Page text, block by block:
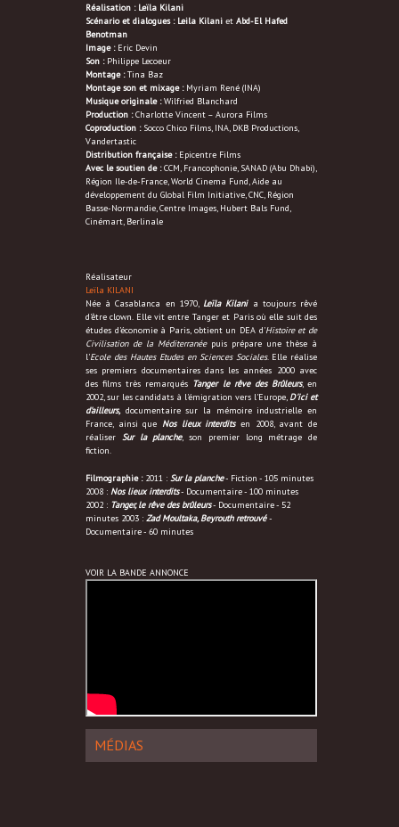
Réalisation : Leïla Kilani
Scénario et dialogues : Leila Kilani et Abd-El Hafed
Benotman
Image :Eric Devin
Son :Philippe Lecoeur
Montage :Tina Baz
Montage son et mixage :Myriam René (INA)
Musique originale :Wilfried Blanchard
Production :Charlotte Vincent – Aurora Films
Coproduction :Socco Chico Films, INA, DKB Productions,
Vandertastic
Distribution française : Epicentre Films
Avec le soutien de :CCM, Francophonie, SANAD (Abu Dhabi),
Région Ile-de-France, World Cinema Fund, Aide au
développement du Global Film Initiative, CNC, Région
Basse-Normandie, Centre Images, Hubert Bals Fund,
Cinémart, Berlinale
Réalisateur
Leïla KILANI
Née à Casablanca en 1970, Leïla Kilania toujours rêvé
d'être clown. Elle vit entre Tanger et Paris où elle suit des
études d'économie à Paris, obtient un DEA d'Histoire et de
Civilisation de la Méditerranéepuis prépare une thèse à
l'Ecole des Hautes Etudes en Sciences Sociales. Elle réalise
ses premiers documentaires dans les années 2000 avec
des films très remarqués Tanger le rêve des Brûleurs,en
2002, sur les candidats à l'émigration vers l'Europe, D'ici et
d'ailleurs,documentaire sur la mémoire industrielle en
France, ainsi que Nos lieux interditsen 2008, avant de
réaliser Sur la planche, son premier long métrage de
fiction.
Filmographie :2011 : Sur la planche- Fiction - 105 minutes
2008 : Nos lieux interdits- Documentaire - 100 minutes
2002 : Tanger, le rêve des brûleurs- Documentaire - 52
minutes 2003 : Zad Moultaka, Beyrouth retrouvé -
Documentaire - 60 minutes
VOIR LA BANDE ANNONCE
MÉDIAS